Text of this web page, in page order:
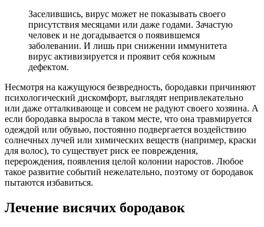
Заселившись, вирус может не показывать своего
присутствия месяцами или даже годами. Зачастую
человек и не догадывается о появившемся
заболевании. И лишь при снижении иммунитета
вирус активизируется и проявит себя кожным
дефектом.
Несмотря на кажущуюся безвредность, бородавки причиняют
психологический дискомфорт, выглядят непривлекательно
или даже отталкивающе и совсем не радуют своего хозяина. А
если бородавка выросла в таком месте, что она травмируется
одеждой или обувью, постоянно подвергается воздействию
солнечных лучей или химических веществ (например, краски
для волос), то существует риск ее повреждения,
перерождения, появления целой колонии наростов. Любое
такое развитие событий нежелательно, поэтому от бородавок
пытаются избавиться.
Лечение висячих бородавок